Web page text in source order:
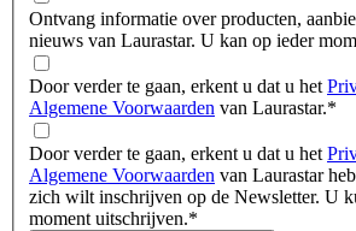
Ontvang informatie over producten,
nieuws van Laurastar. U kan op ieder
Door verder te gaan, erkent u dat u het
Algemene Voorwaarden van Laurastar.*
Door verder te gaan, erkent u dat u het
Algemene Voorwaarden van Laurastar
zich wilt inschrijven op de Newsletter. U
moment uitschrijven.*